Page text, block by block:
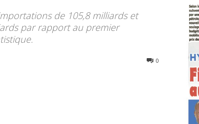
de 105,8 milliards et
par rapport au premier
0